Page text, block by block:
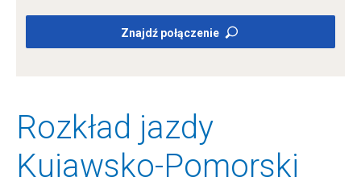
Znajdź połączenie
Rozkład jazdy
Kujawsko-Pomorski